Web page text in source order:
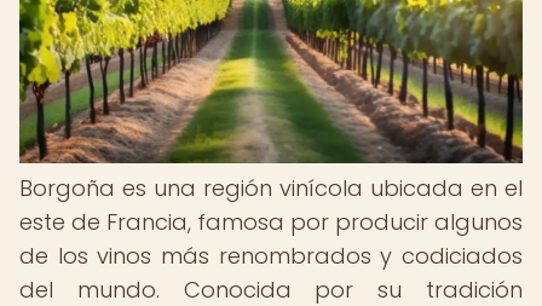
Borgoña es una región vinícola ubicada en el
este de Francia, famosa por producir algunos
de los vinos más renombrados y codiciados
del mundo. Conocida por su tradición